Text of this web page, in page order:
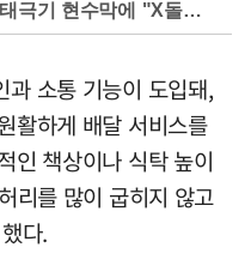
김희철, 거꾸로 걸린 광복절 태극기 현수막에 "X돌았네"
과 소통 기능이 도입돼,
활하게 배달 서비스를
인 책상이나 식탁 높이
리를 많이 굽히지 않고
다.